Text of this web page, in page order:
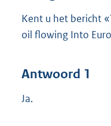
Kent u het bericht
oil flowing Into
Antwoord 1
Ja.